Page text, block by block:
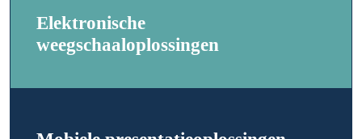
Elektronische
weegschaaloplossingen